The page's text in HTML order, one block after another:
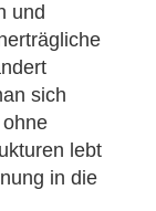
und
sich
lebt
in die